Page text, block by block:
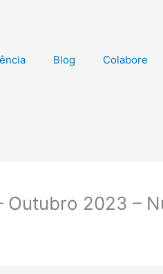
Blog Colabore
2023 –